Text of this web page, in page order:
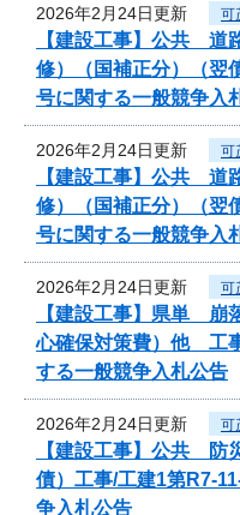
2026年2月24日更新 可
【建設工事】公共 道
修）（国補正分）（翌
号に関する一般競争入
2026年2月24日更新 可
【建設工事】公共 道
修）（国補正分）（翌
号に関する一般競争入
2026年2月24日更新 可
【建設工事】県単 崩
心確保対策費）他 工
する一般競争入札公告
2026年2月24日更新 可
【建設工事】公共 防
債）工事/工建1第R7-
争入札公告